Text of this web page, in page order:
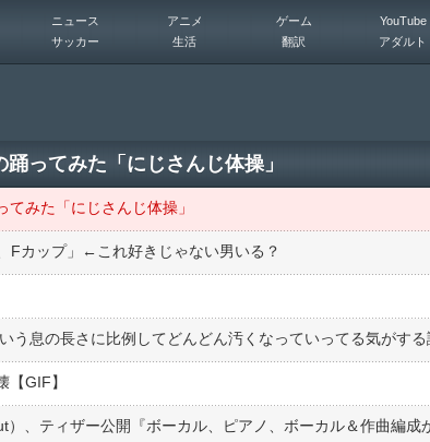
ニュース アニメ ゲーム YouTube
サッカー 生活 翻訳 アダルト
ってみた「にじさんじ体操」
てみた「にじさんじ体操」
Fカップ」←これ好きじゃない男いる？
う息の長さに比例してどんどん汚くなっていってる気がす
【GIF】